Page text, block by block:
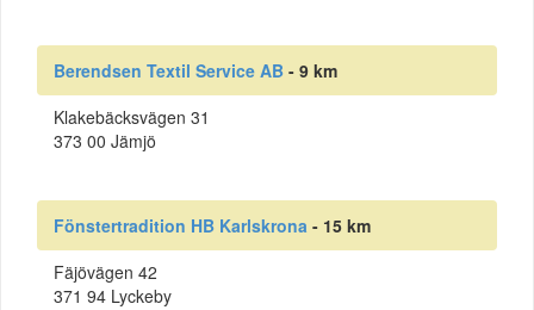
Berendsen Textil Service AB - 9 km
Klakebäcksvägen 31
373 00 Jämjö
Fönstertradition HB Karlskrona - 15 km
Fäjövägen 42
371 94 Lyckeby